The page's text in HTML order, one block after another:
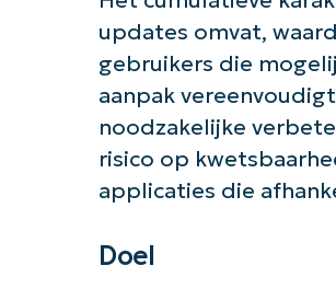
updates omvat,
gebruikers die
aanpak
noodzakelijke
risico op
applicaties die
Doel